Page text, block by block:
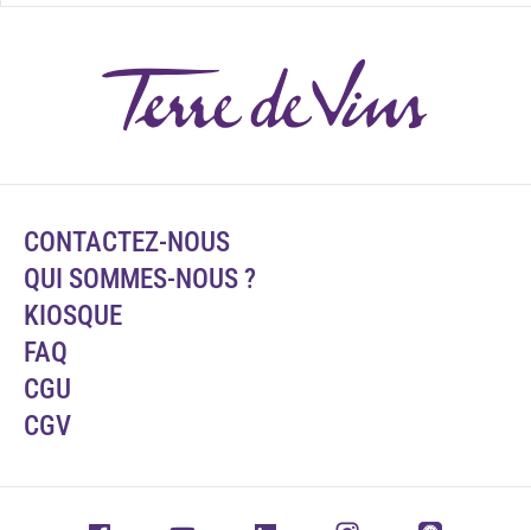
CONTACTEZ-NOUS
QUI SOMMES-NOUS ?
KIOSQUE
FAQ
CGU
CGV